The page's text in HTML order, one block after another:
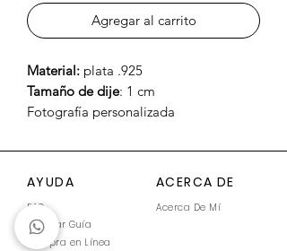
Agregar al carrito
Material: plata .925
Tamaño de dije: 1 cm
Fotografía personalizada
AYUDA ACERCA DE
FAQ
Acerca De Mí
Generar Guía
Compra en Línea